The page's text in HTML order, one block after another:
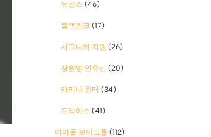
뉴진스 (46)
블랙핑크 (17)
시그니처 지원 (26)
장원영 안유진 (20)
카리나 윈터 (34)
트와이스 (41)
아이돌 보이그룹 (112)